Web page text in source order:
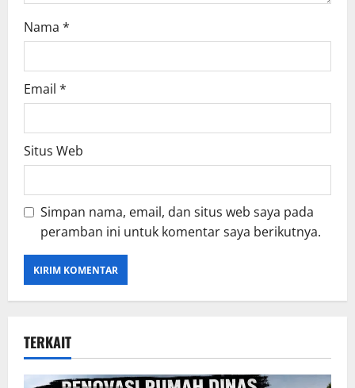
Nama *
Email *
Situs Web
Simpan nama, email, dan situs web saya pada
peramban ini untuk komentar saya berikutnya.
TERKAIT